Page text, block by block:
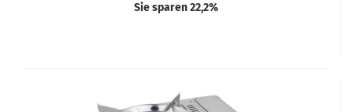
Sie sparen 22,2%